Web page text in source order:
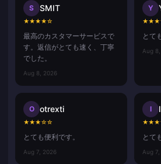
S SMIT
★★★★☆
最高のカスタマーサービスで
す。返信がとても速く、丁寧
でした。
Aug 8, 2026
Y
★★★
とて
Aug
O otrexti
★★★☆☆
とても便利です。
Aug 7, 2026
I
★★★
とて
Aug